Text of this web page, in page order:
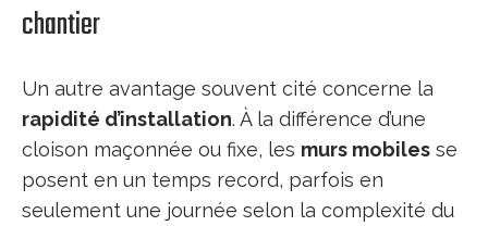
chantier
Un autre avantage souvent cité concerne la
rapidité d’installation. À la différence d’une
cloison maçonnée ou fixe, les murs mobiles se
posent en un temps record, parfois en
seulement une journée selon la complexité du